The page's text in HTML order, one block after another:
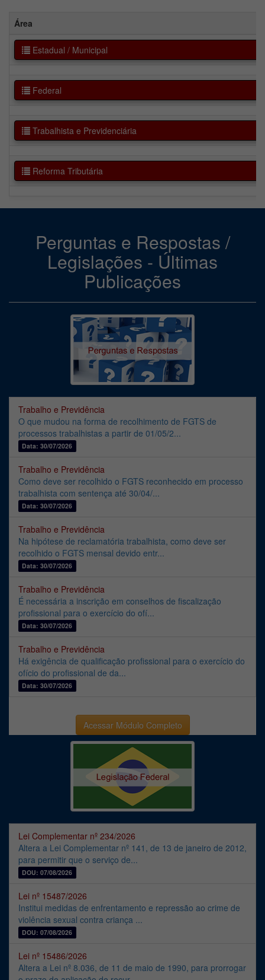
Área
Estadual / Municipal
Federal
Trabalhista e Previdenciária
Reforma Tributária
Perguntas e Respostas /
Legislações - Últimas
Publicações
Trabalho e Previdência
O que mudou na forma de recolhimento de FGTS de
processos trabalhistas a partir de 01/05/2...
Data: 30/07/2026
Trabalho e Previdência
Como deve ser recolhido o FGTS reconhecido em processo
trabalhista com sentença até 30/04/...
Data: 30/07/2026
Trabalho e Previdência
Na hipótese de reclamatória trabalhista, como deve ser
recolhido o FGTS mensal devido entr...
Data: 30/07/2026
Trabalho e Previdência
É necessária a inscrição em conselhos de fiscalização
profissional para o exercício do ofí...
Data: 30/07/2026
Trabalho e Previdência
Há exigência de qualificação profissional para o exercício do
ofício do profissional de da...
Data: 30/07/2026
Acessar Módulo Completo
Lei Complementar nº 234/2026
Altera a Lei Complementar nº 141, de 13 de janeiro de 2012,
para permitir que o serviço de...
DOU: 07/08/2026
Lei nº 15487/2026
Institui medidas de enfrentamento e repressão ao crime de
violência sexual contra criança ...
DOU: 07/08/2026
Lei nº 15486/2026
Altera a Lei nº 8.036, de 11 de maio de 1990, para prorrogar